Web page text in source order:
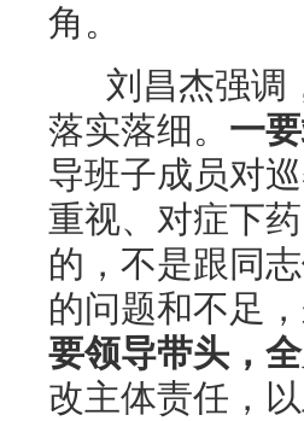
角。
刘昌杰强调
落实落细。 一
导班子成员对
重视、对症下
的，不是跟同
的问题和不足
要领导带头，
改主体责任，